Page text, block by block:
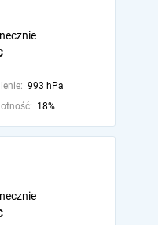
993 hPa
18%